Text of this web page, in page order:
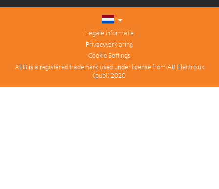
Legale informatie
Privacyverklaring
Cookie Settings
AEG is a registered trademark used under license from AB Electrolux
(publ) 2020